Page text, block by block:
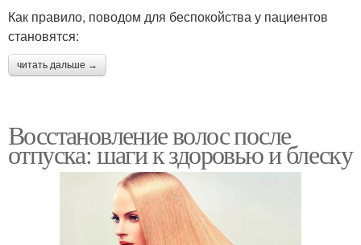
Как правило, поводом для беспокойства у пациентов
становятся:
читать дальше →
Восстановление волос после
отпуска: шаги к здоровью и блеску